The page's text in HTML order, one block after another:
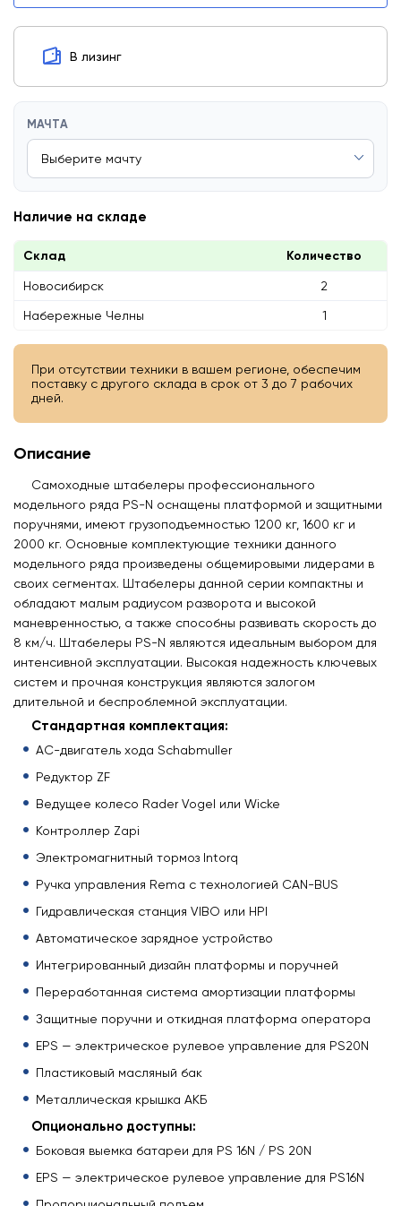
В лизинг
МАЧТА
Наличие на складе
Склад Количество
Новосибирск 2
Набережные Челны 1
При отсутствии техники в вашем регионе, обеспечим
поставку с другого склада в срок от 3 до 7 рабочих
дней.
Описание
Самоходные штабелеры профессионального
модельного ряда PS-N оснащены платформой и защитными
поручнями, имеют грузоподъемностью 1200 кг, 1600 кг и
2000 кг. Основные комплектующие техники данного
модельного ряда произведены общемировыми лидерами в
своих сегментах. Штабелеры данной серии компактны и
обладают малым радиусом разворота и высокой
маневренностью, а также способны развивать скорость до
8 км/ч. Штабелеры PS-N являются идеальным выбором для
интенсивной эксплуатации. Высокая надежность ключевых
систем и прочная конструкция являются залогом
длительной и беспроблемной эксплуатации.
Cтандартная комплектация:
АС-двигатель хода Schabmuller
Редуктор ZF
Ведущее колесо Rader Vogel или Wicke
Контроллер Zapi
Электромагнитный тормоз Intorq
Ручка управления Rema с технологией CAN-BUS
Гидравлическая станция VIBO или HPI
Автоматическое зарядное устройство
Интегрированный дизайн платформы и поручней
Переработанная система амортизации платформы
Защитные поручни и откидная платформа оператора
EPS — электрическое рулевое управление для PS20N
Пластиковый масляный бак
Металлическая крышка АКБ
Опционально доступны:
Боковая выемка батареи для PS 16N / PS 20N
EPS — электрическое рулевое управление для PS16N